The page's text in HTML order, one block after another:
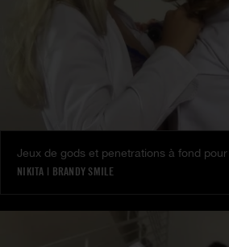
NIKITA | BRANDY SMILE